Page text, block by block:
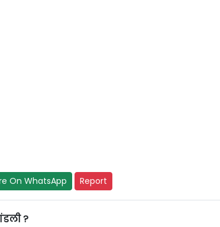
On WhatsApp Report
?